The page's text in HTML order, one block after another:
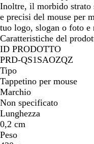
Inoltre, il morbido
e precisi del mouse per
tuo logo, slogan o foto
Caratteristiche del
ID PRODOTTO
PRD-QS1SAOZQZ
Tipo
Tappetino per mouse
Marchio
Non specificato
Lunghezza
0,2 cm
Peso